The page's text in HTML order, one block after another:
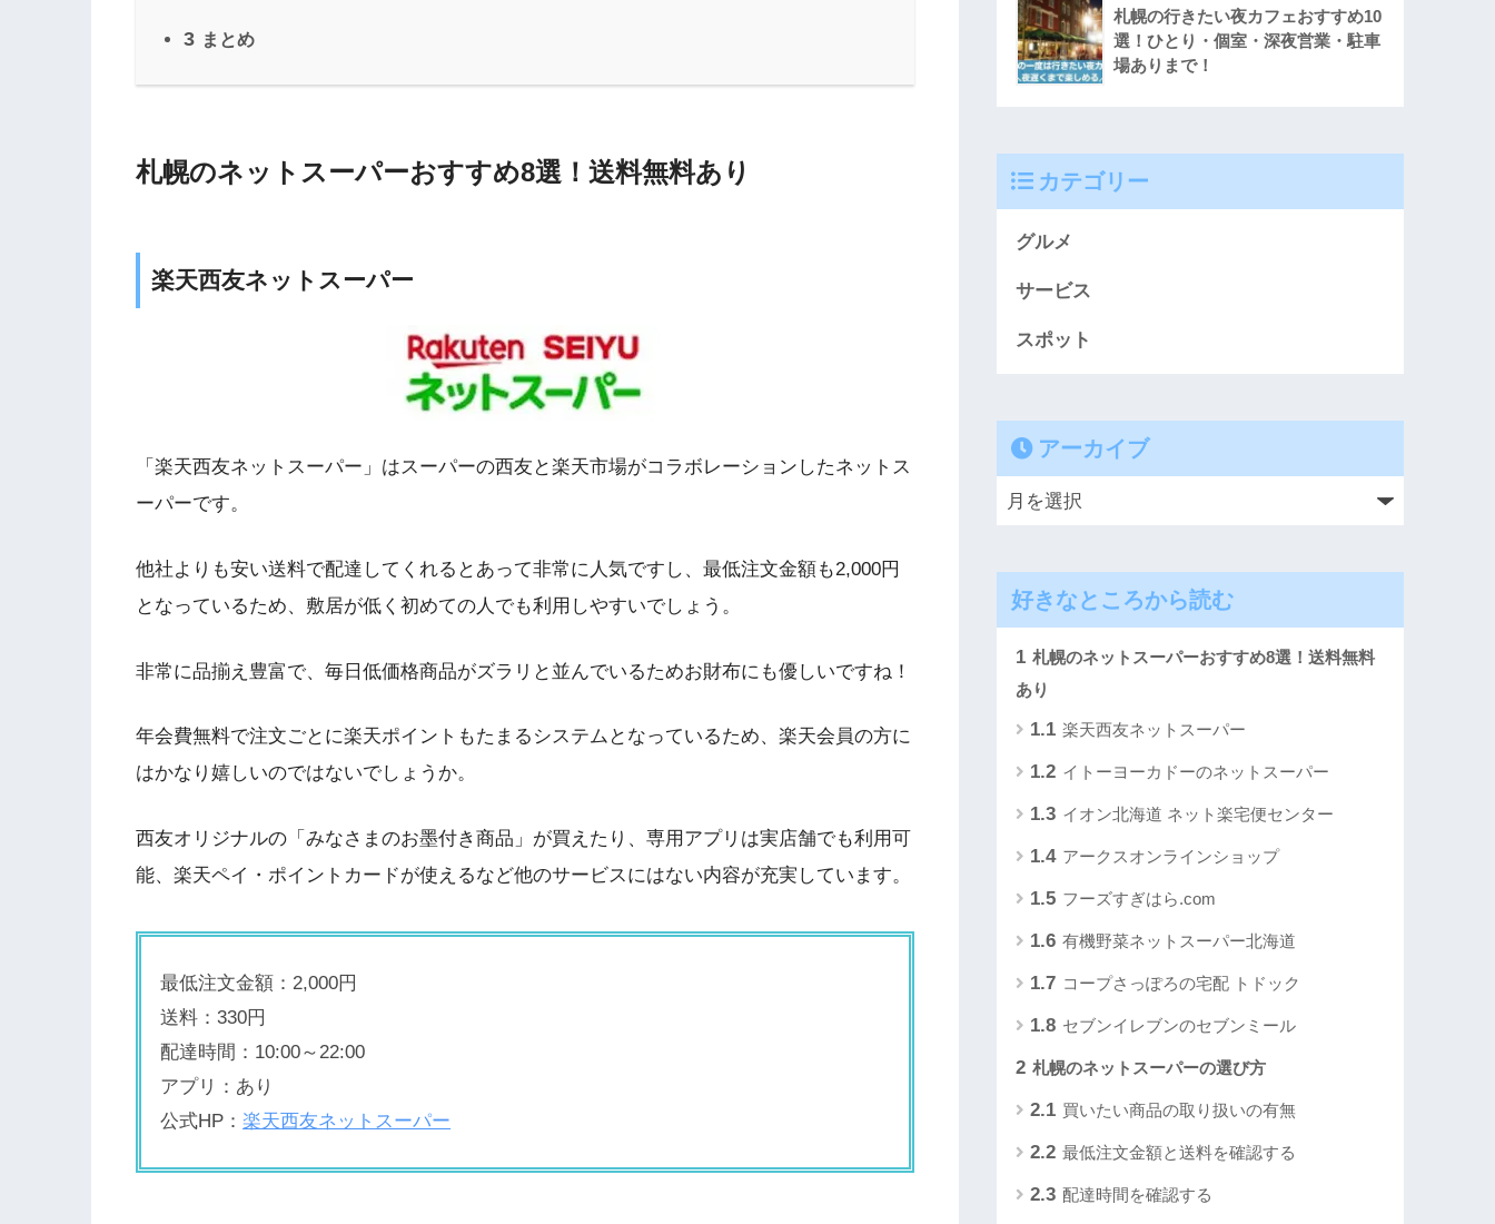
3 まとめ
札幌のネットスーパーおすすめ8選！送料無料あり
楽天西友ネットスーパー
「楽天西友ネットスーパー」はスーパーの西友と楽天市場がコラボレーションしたネットス
ーパーです。
他社よりも安い送料で配達してくれるとあって非常に人気ですし、最低注文金額も2,000円
となっているため、敷居が低く初めての人でも利用しやすいでしょう。
非常に品揃え豊富で、毎日低価格商品がズラリと並んでいるためお財布にも優しいですね！
年会費無料で注文ごとに楽天ポイントもたまるシステムとなっているため、楽天会員の方に
はかなり嬉しいのではないでしょうか。
西友オリジナルの「みなさまのお墨付き商品」が買えたり、専用アプリは実店舗でも利用可
能、楽天ペイ・ポイントカードが使えるなど他のサービスにはない内容が充実しています。
最低注文金額：2,000円
送料：330円
配達時間：10:00～22:00
アプリ：あり
公式HP： 楽天西友ネットスーパー
札幌の行きたい夜カフェおすすめ10
選！ひとり・個室・深夜営業・駐車
場ありまで！
カテゴリー
グルメ
サービス
スポット
アーカイブ
好きなところから読む
1 札幌のネットスーパーおすすめ8選！送料無料
あり
1.1 楽天西友ネットスーパー
1.2 イトーヨーカドーのネットスーパー
1.3 イオン北海道 ネット楽宅便センター
1.4 アークスオンラインショップ
1.5 フーズすぎはら.com
1.6 有機野菜ネットスーパー北海道
1.7 コープさっぽろの宅配 トドック
1.8 セブンイレブンのセブンミール
2 札幌のネットスーパーの選び方
2.1 買いたい商品の取り扱いの有無
2.2 最低注文金額と送料を確認する
2.3 配達時間を確認する